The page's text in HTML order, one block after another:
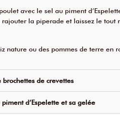
avec le sel au piment
rajouter la piperade et laissez le tout
nature ou des pommes de terre en
de crevettes
d’Espelette et sa gelée